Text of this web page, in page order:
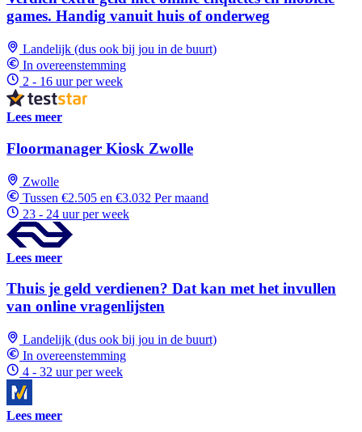
games. Handig vanuit huis of onderweg
Landelijk (dus ook bij jou in de buurt)
In overeenstemming
2 - 16 uur per week
Lees meer
Floormanager Kiosk Zwolle
Zwolle
Tussen €2.505 en €3.032 Per maand
23 - 24 uur per week
Lees meer
Thuis je geld verdienen? Dat kan met het invullen
van online vragenlijsten
Landelijk (dus ook bij jou in de buurt)
In overeenstemming
4 - 32 uur per week
Lees meer